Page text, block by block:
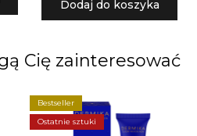
Dodaj do koszyka
Cię zainteresować
Bestseller
Ostatnie sztuki